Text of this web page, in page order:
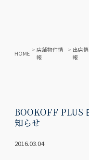
HOME >店舗物件情
報
> 出店情
報
BOOKOFF PLUS
知らせ
2016.03.04